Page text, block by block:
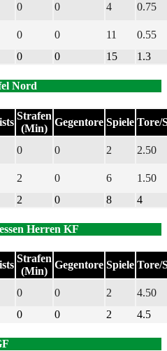
0 0 4
0.75
0 0 11
0.55
0 0 15 1.3
Nord
Strafen
(Min)
Gegentore Spiele Tore/
0 0 2
2.50
2 0 6
1.50
2 0 8 4
Herren KF
Strafen
(Min)
Gegentore Spiele Tore/
0 0 2
4.50
0 0 2 4.5